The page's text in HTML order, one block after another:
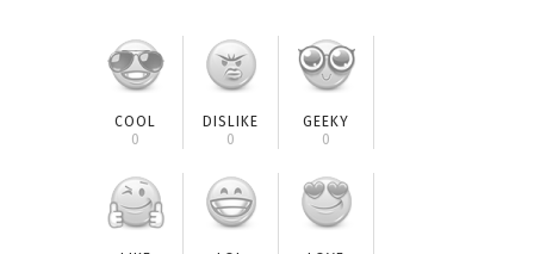
COOL
0
DISLIKE
0
GEEKY
0